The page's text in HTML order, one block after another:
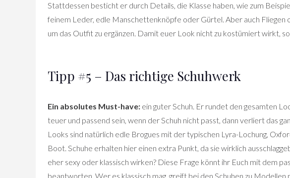
Stattdessen besticht er durch Details, die Klasse haben, wie zum
feinem Leder, edle Manschettenknöpfe oder Gürtel. Aber auch
um das Outfit zu ergänzen. Damit euer Look nicht zu kostümiert wirkt,
Tipp #5 – Das richtige Schuhwerk
Ein absolutes Must-have: ein guter Schuh. Er rundet den gesamten
teuer und passend sein, wenn der Schuh nicht passt, dann verliert das
Looks sind natürlich edle Brogues mit der typischen Lyra-Lochung,
Boot. Schuhe erhalten hier einen extra Punkt, da sie wirklich
eher sexy oder klassisch wirken? Diese Frage könnt ihr Euch mit dem
beantworten. Wer es klassisch mag, greift bei den Schuhen zu